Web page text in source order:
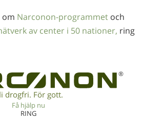
Narconon-programmet och
av center i 50 nationer, ring
®
drogfri. För gott.
Få hjälp nu
RING